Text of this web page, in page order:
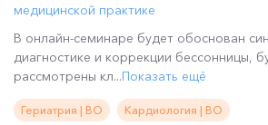
медицинской практике
В онлайн-семинаре будет обоснован
диагностике и коррекции бессонницы,
рассмотрены кл...Показать ещё
Гериатрия | ВО Кардиология | ВО